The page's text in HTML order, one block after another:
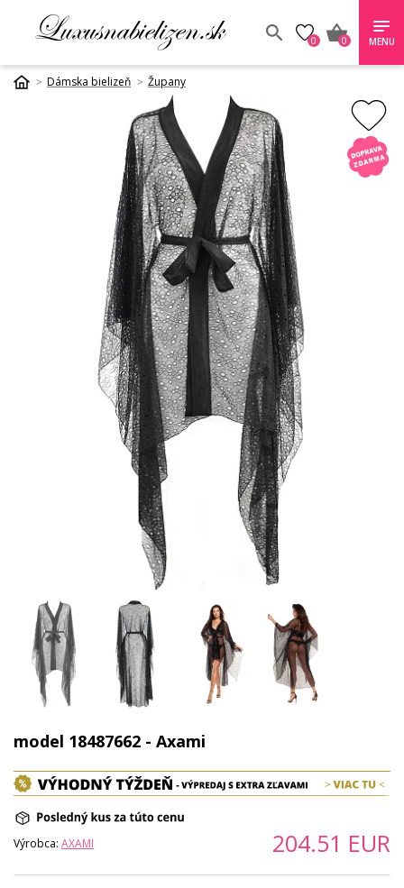
0 0 MENU
Dámska bielizeň Župany
model 18487662 - Axami
Výrobca: AXAMI 204.51 EUR